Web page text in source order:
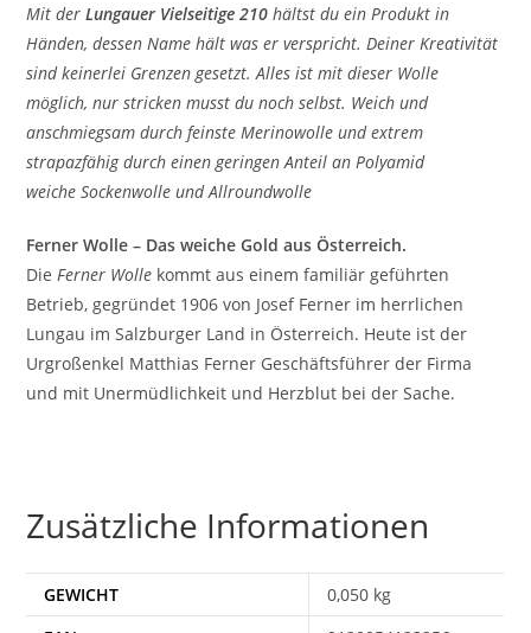
Mit derLungauer Vielseitige 210 hältst du ein Produkt in
Händen, dessen Name hält was er verspricht. Deiner Kreativität
sind keinerlei Grenzen gesetzt. Alles ist mit dieser Wolle
möglich, nur stricken musst du noch selbst. Weich und
anschmiegsam durch feinste Merinowolle und extrem
strapazfähig durch einen geringen Anteil an Polyamid
weiche Sockenwolle und Allroundwolle
Ferner Wolle – Das weiche Gold aus Österreich.
DieFerner Wolle kommt aus einem familiär geführten
Betrieb, gegründet 1906 von Josef Ferner im herrlichen
Lungau im Salzburger Land in Österreich. Heute ist der
Urgroßenkel Matthias Ferner Geschäftsführer der Firma
und mit Unermüdlichkeit und Herzblut bei der Sache.
Zusätzliche Informationen
GEWICHT
0,050 kg